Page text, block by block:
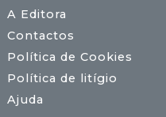
A Editora
Contactos
Política de Cookies
Política de litígio
Ajuda